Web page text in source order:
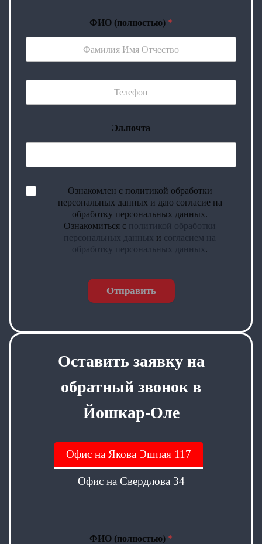
ФИО (полностью) *
Эл.почта
Ознакомлен с политикой обработки
персональных данных и даю согласие на
обработку персональных данных.
Ознакомиться с политикой обработки
персональных данных и согласием на
обработку персональных данных.
Отправить
Оставить заявку на
обратный звонок в
Йошкар-Оле
Офис на Якова Эшпая 117
Офис на Свердлова 34
ФИО (полностью) *